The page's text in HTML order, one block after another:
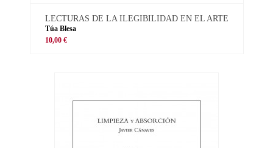
LECTURAS DE LA ILEGIBILIDAD EN EL ARTE
Túa Blesa
10,00 €